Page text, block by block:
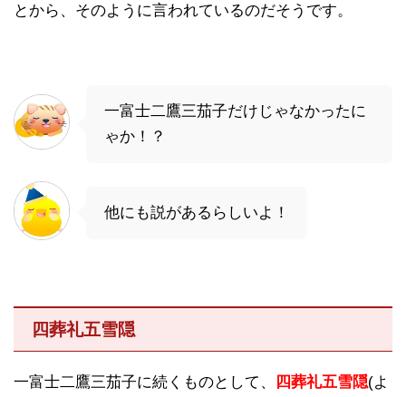
とから、そのように言われているのだそうです。
一富士二鷹三茄子だけじゃなかったに
ゃか！？
他にも説があるらしいよ！
四葬礼五雪隠
一富士二鷹三茄子に続くものとして、 四葬礼五雪隠(よ